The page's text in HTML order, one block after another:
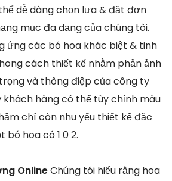
dễ dàng chọn lựa & đặt đơn
mục đa dạng của chúng tôi.
ứng các bó hoa khác biệt & tinh
cách thiết kế nhằm phản ảnh
và thông điệp của công ty
khách hàng có thể tùy chỉnh màu
chí còn nhu yếu thiết kế đặc
bó hoa có 1 0 2.
OnlineChúng tôi hiểu rằng hoa